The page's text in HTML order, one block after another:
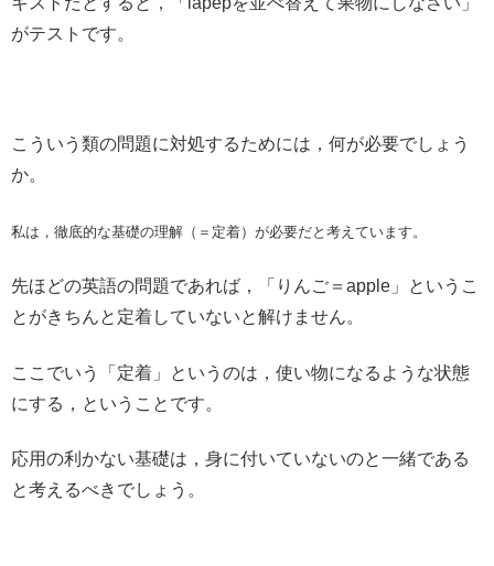
がテストです。
こういう類の問題に対処するためには，何が必要でしょう
か。
私は，徹底的な基礎の理解（＝定着）が必要だと考えています。
先ほどの英語の問題であれば，「りんご＝apple」というこ
とがきちんと定着していないと解けません。
ここでいう「定着」というのは，使い物になるような状態
にする，ということです。
応用の利かない基礎は，身に付いていないのと一緒である
と考えるべきでしょう。